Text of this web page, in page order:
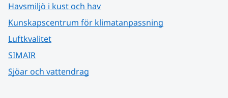
Havsmiljö i kust och hav
Kunskapscentrum för klimatanpassning
Luftkvalitet
SIMAIR
Sjöar och vattendrag